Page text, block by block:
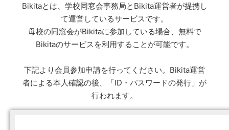
Bikitaとは、学校同窓会事務局とBikita運営者が提携し
て運営しているサービスです。
母校の同窓会がBikitaに参加している場合、無料で
Bikitaのサービスを利用することが可能です。
下記より会員参加申請を行ってください。Bikita運営
者による本人確認の後、「ID・パスワードの発行」が
行われます。